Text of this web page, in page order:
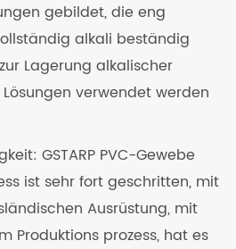
gebildet, die eng
alkali beständig
Lagerung alkalischer
verwendet werden
GSTARP PVC-Gewebe
ist sehr fort geschritten, mit
Ausrüstung, mit
Produktions prozess, hat es